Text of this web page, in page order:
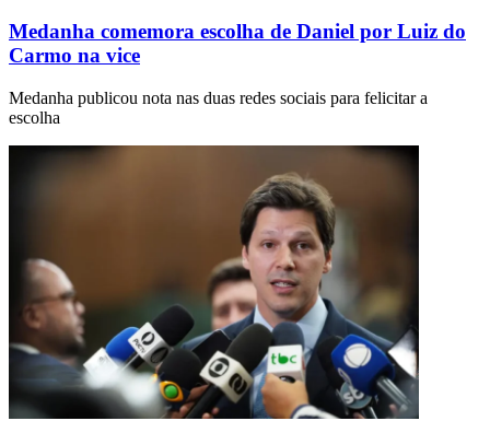
Medanha comemora escolha de Daniel por Luiz do
Carmo na vice
Medanha publicou nota nas duas redes sociais para felicitar a
escolha